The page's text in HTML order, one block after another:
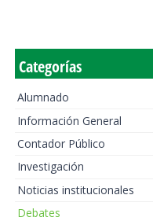
Categorías
Alumnado
Información General
Contador Público
Investigación
Noticias institucionales
Debates